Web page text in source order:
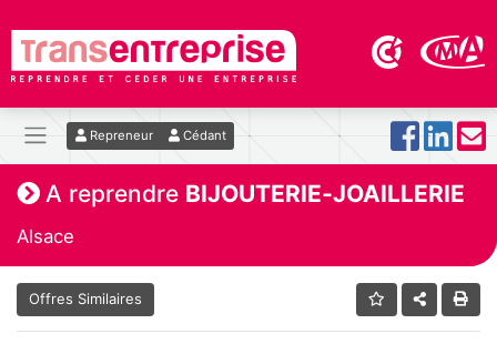
Repreneur Cédant
A reprendre BIJOUTERIE‑JOAILLERIE
Alsace
Offres Similaires